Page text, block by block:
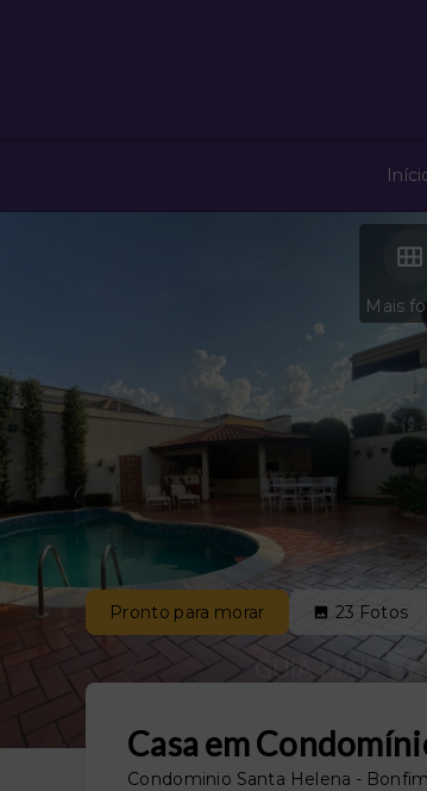
Mais
Pronto para morar 23 Fotos
Casa em
Condominio Santa Helena -